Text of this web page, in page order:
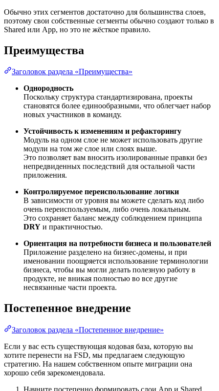
Обычно этих сегментов достаточно для большинства слоев,
поэтому свои собственные сегменты обычно создают только в
Shared или App, но это не жёсткое правило.
Преимущества
Заголовок раздела «Преимущества»
Однородность
Поскольку структура стандартизирована, проекты
становятся более единообразными, что облегчает набор
новых участников в команду.
Устойчивость к изменениям и рефакторингу
Модуль на одном слое не может использовать другие
модули на том же слое или слоях выше.
Это позволяет вам вносить изолированные правки без
непредвиденных последствий для остальной части
приложения.
Контролируемое переиспользование логики
В зависимости от уровня вы можете сделать код либо
очень переиспользуемым, либо очень локальным.
Это сохраняет баланс между соблюдением принципа
DRY и практичностью.
Ориентация на потребности бизнеса и пользователей
Приложение разделено на бизнес-домены, и при
именовании поощряется использование терминологии
бизнеса, чтобы вы могли делать полезную работу в
продукте, не вникая полностью во все другие
несвязанные части проекта.
Постепенное внедрение
Заголовок раздела «Постепенное внедрение»
Если у вас есть существующая кодовая база, которую вы
хотите перенести на FSD, мы предлагаем следующую
стратегию. На нашем собственном опыте миграции она
хорошо себя зарекомендовала.